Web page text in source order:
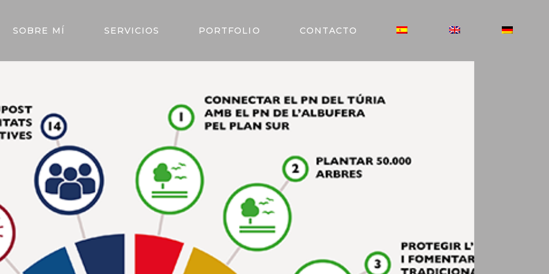
SOBRE MÍ SERVICIOS PORTFOLIO CONTACTO